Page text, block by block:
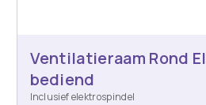
Ventilatieraam Rond
bediend
Inclusief elektrospindel